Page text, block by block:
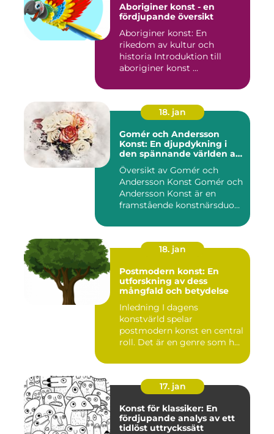
Aboriginer konst - en
fördjupande översikt
Aboriginer konst: En
rikedom av kultur och
historia Introduktion till
aboriginer konst ...
18. jan
Gomér och Andersson
Konst: En djupdykning i
den spännande världen av
Översikt av Gomér och
Andersson Konst Gomér och
Andersson Konst är en
framstående konstnärsduo
18. jan
Postmodern konst: En
utforskning av dess
mångfald och betydelse
Inledning I dagens
konstvärld spelar
postmodern konst en central
roll. Det är en genre som har
17. jan
Konst för klassiker: En
fördjupande analys av ett
tidlöst uttryckssätt